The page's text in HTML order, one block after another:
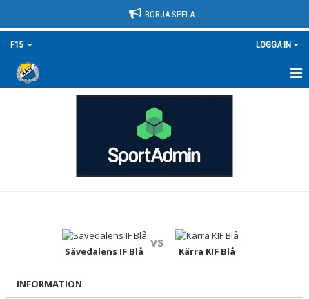
BÖRJA SPELA
F15 LOGGA IN
BILDGALLERI
Sävedalens IF Blå
vs
Kärra KIF Blå
INFORMATION